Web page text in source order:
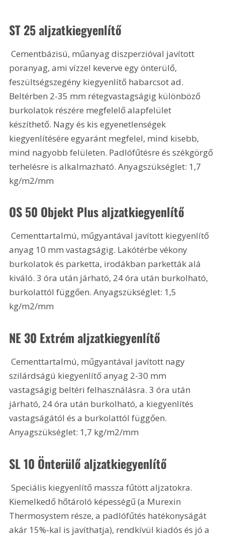
ST 25 aljzatkiegyenlítő
Cementbázisú, műanyag diszperzióval javított
poranyag, ami vízzel keverve egy önterülő,
feszültségszegény kiegyenlítő habarcsot ad.
Beltérben 2-35 mm rétegvastagságig különböző
burkolatok részére megfelelő alapfelület
készíthető. Nagy és kis egyenetlenségek
kiegyenlítésére egyaránt megfelel, mind kisebb,
mind nagyobb felületen. Padlófűtésre és székgörgő
terhelésre is alkalmazható. Anyagszükséglet: 1,7
kg/m2/mm
OS 50 Objekt Plus aljzatkiegyenlítő
Cementtartalmú, műgyantával javított kiegyenlítő
anyag 10 mm vastagságig. Lakótérbe vékony
burkolatok és parketta, irodákban parketták alá
kiváló. 3 óra után járható, 24 óra után burkolható,
burkolattól függően. Anyagszükséglet: 1,5
kg/m2/mm
NE 30 Extrém aljzatkiegyenlítő
Cementtartalmú, műgyantával javított nagy
szilárdságú kiegyenlítő anyag 2-30 mm
vastagságig beltéri felhasználásra. 3 óra után
járható, 24 óra után burkolható, a kiegyenlítés
vastagságától és a burkolattól függően.
Anyagszükséglet: 1,7 kg/m2/mm
SL 10 Önterülő aljzatkiegyenlítő
Speciális kiegyenlítő massza fűtött aljzatokra.
Kiemelkedő hőtároló képességű (a Murexin
Thermosystem része, a padlófűtés hatékonyságát
akár 15%-kal is javíthatja), rendkívül kiadós és jó a